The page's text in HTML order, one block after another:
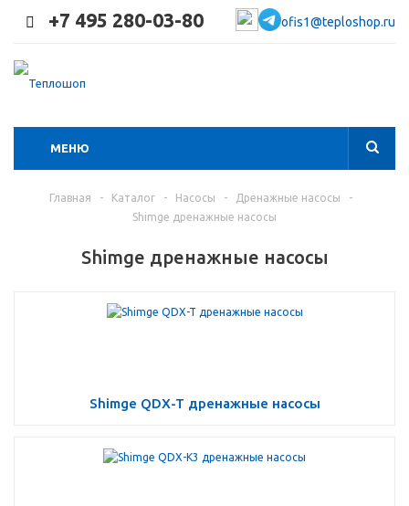
+7 495 280-03-80 ofis1@teploshop.ru
МЕНЮ
Главная - Каталог - Насосы - Дренажные насосы
-
Shimge дренажные насосы
Shimge дренажные насосы
Shimge QDX-T дренажные насосы